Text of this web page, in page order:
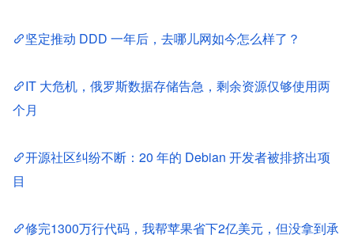
坚定推动 DDD 一年后，去哪儿网如今怎么样了？
IT 大危机，俄罗斯数据存储告急，剩余资源仅够使用两
个月
开源社区纠纷不断：20 年的 Debian 开发者被排挤出项
目
修完1300万行代码，我帮苹果省下2亿美元，但没拿到承